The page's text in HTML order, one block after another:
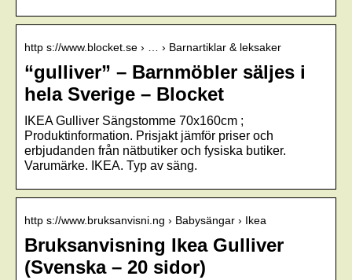
http s://www.blocket.se › … › Barnartiklar & leksaker
“gulliver” – Barnmöbler säljes i
hela Sverige – Blocket
IKEA Gulliver Sängstomme 70x160cm ;
Produktinformation. Prisjakt jämför priser och
erbjudanden från nätbutiker och fysiska butiker.
Varumärke. IKEA. Typ av säng.
http s://www.bruksanvisni.ng › Babysängar › Ikea
Bruksanvisning Ikea Gulliver
(Svenska – 20 sidor)